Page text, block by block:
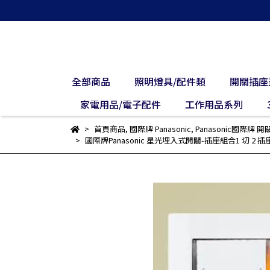
全部商品 照明燈具/配件類
開關插
家電用品/電子配件
工作用品系列
首頁商品, 國際牌 Panasonic, Panasonic國際牌 開
國際牌Panasonic 星光埋入式開關-插座組合1 切 2 插